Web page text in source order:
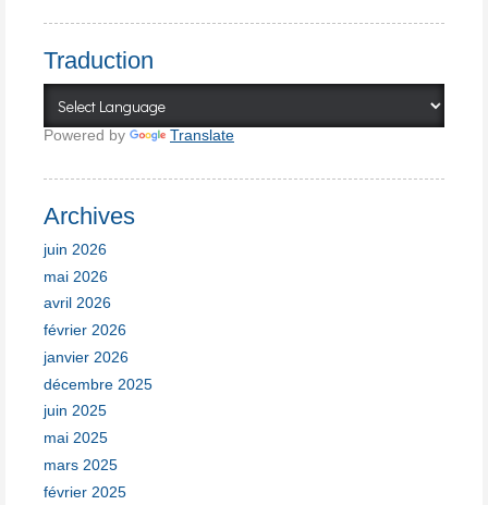
Traduction
Powered by Translate
Archives
juin 2026
mai 2026
avril 2026
février 2026
janvier 2026
décembre 2025
juin 2025
mai 2025
mars 2025
février 2025